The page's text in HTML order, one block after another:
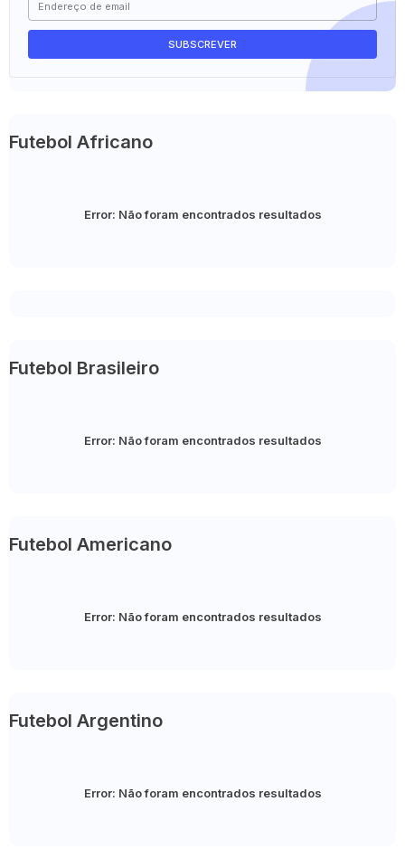
Futebol Africano
Error: Não foram encontrados resultados
Futebol Brasileiro
Error: Não foram encontrados resultados
Futebol Americano
Error: Não foram encontrados resultados
Futebol Argentino
Error: Não foram encontrados resultados